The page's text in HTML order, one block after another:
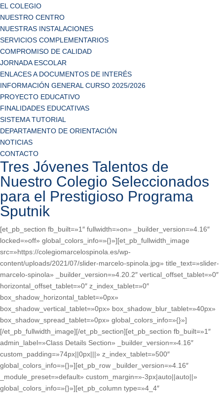
EL COLEGIO
NUESTRO CENTRO
NUESTRAS INSTALACIONES
SERVICIOS COMPLEMENTARIOS
COMPROMISO DE CALIDAD
JORNADA ESCOLAR
ENLACES A DOCUMENTOS DE INTERÉS
INFORMACIÓN GENERAL CURSO 2025/2026
PROYECTO EDUCATIVO
FINALIDADES EDUCATIVAS
SISTEMA TUTORIAL
DEPARTAMENTO DE ORIENTACIÓN
NOTICIAS
CONTACTO
Tres Jóvenes Talentos de
Nuestro Colegio Seleccionados
para el Prestigioso Programa
Sputnik
[et_pb_section fb_built=»1″ fullwidth=»on» _builder_version=»4.16″
locked=»off» global_colors_info=»{}»][et_pb_fullwidth_image
src=»https://colegiomarcelospinola.es/wp-
content/uploads/2021/07/slider-marcelo-spinola.jpg» title_text=»slider-
marcelo-spinola» _builder_version=»4.20.2″ vertical_offset_tablet=»0″
horizontal_offset_tablet=»0″ z_index_tablet=»0″
box_shadow_horizontal_tablet=»0px»
box_shadow_vertical_tablet=»0px» box_shadow_blur_tablet=»40px»
box_shadow_spread_tablet=»0px» global_colors_info=»{}»]
[/et_pb_fullwidth_image][/et_pb_section][et_pb_section fb_built=»1″
admin_label=»Class Details Section» _builder_version=»4.16″
custom_padding=»74px||0px|||» z_index_tablet=»500″
global_colors_info=»{}»][et_pb_row _builder_version=»4.16″
_module_preset=»default» custom_margin=»-3px|auto||auto||»
global_colors_info=»{}»][et_pb_column type=»4_4″